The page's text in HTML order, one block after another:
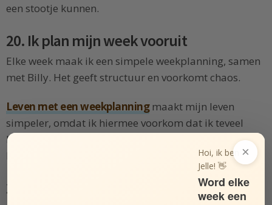
een stootje kunnen.
20. Ik plan mijn week vooruit
Elke week maak ik een simpele weekplanning, samen
met Billy. Het geeft structuur en voorkomt chaos.
Leven met een weekplanningmaakt mijn leven
simpeler, omdat ik hiermee voorkom dat ik teveel
hooi op mijn vork neem. Bovendien kunnen we heel
21. Ik leef dichter bij de natuur
×
Hoi, ik ben
Jelle! 👋
Word elke
week een